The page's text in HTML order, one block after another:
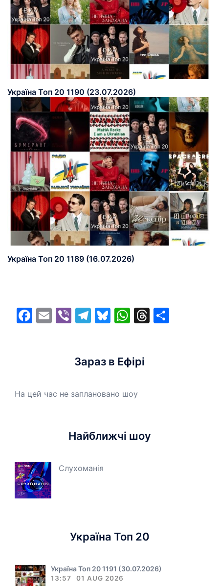
Україна Топ 20 1190 (23.07.2026)
Україна Топ 20 1189 (16.07.2026)
Facebook
EmailViberTelegram
Bluesky
WhatsApp
Threads
Зараз в Ефірі
На цей час не заплановано шоу
Найближчі шоу
Слухоманія
Україна Топ 20
Україна Топ 20 1191 (30.07.2026)
13:57 01 AUG 2026